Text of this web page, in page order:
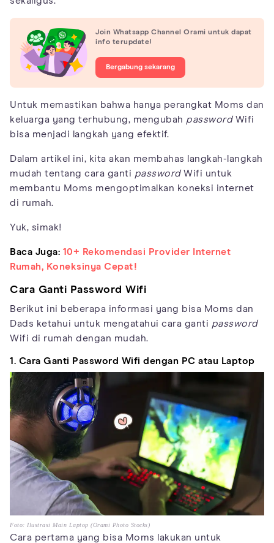
Join Whatsapp Channel Orami untuk dapat
info terupdate!
Bergabung sekarang
Untuk memastikan bahwa hanya perangkat Moms dan
keluarga yang terhubung, mengubah passwordWifi
bisa menjadi langkah yang efektif.
Dalam artikel ini, kita akan membahas langkah-langkah
mudah tentang cara ganti passwordWifi untuk
membantu Moms mengoptimalkan koneksi internet
di rumah.
Yuk, simak!
Baca Juga: 10+ Rekomendasi Provider Internet
Rumah, Koneksinya Cepat!
Cara Ganti Password Wifi
Berikut ini beberapa informasi yang bisa Moms dan
Dads ketahui untuk mengatahui cara ganti password
Wifi di rumah dengan mudah.
1. Cara Ganti Password Wifi dengan PC atau Laptop
Foto: Ilustrasi Main Laptop (Orami Photo Stocks)
Cara pertama yang bisa Moms lakukan untuk